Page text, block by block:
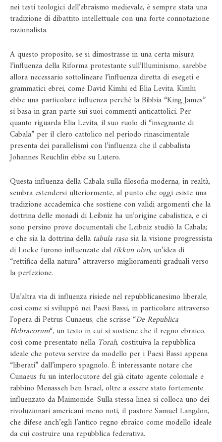
nei testi teologici dell’ebraismo medievale, è sempre stata una
tradizione di dibattito intellettuale con una forte connotazione
razionalista.
A questo proposito, se si dimostrasse in una certa misura
l’influenza della Riforma protestante sull’Illuminismo, sarebbe
allora necessario sottolineare l’influenza diretta di esegeti e
grammatici ebrei, come David Kimhi ed Elia Levita. Kimhi
ebbe una particolare influenza perché la Bibbia “King James”
si basa in gran parte sui suoi commenti anticattolici. Per
quanto riguarda Elia Levita, il suo ruolo di “insegnante di
Cabala” per il clero cattolico nel periodo rinascimentale
presenta dei parallelismi con l’influenza che il cabbalista
Johannes Reuchlin ebbe su Lutero.
Questa influenza della Cabala sulla filosofia moderna, in realtà,
sembra estendersi ulteriormente, al punto che oggi esiste una
tradizione accademica che sostiene con validi argomenti che la
dottrina delle monadi di Leibniz ha un’origine cabalistica, e ci
sono persino prove documentali che Leibniz studiò la Cabala;
e che sia la dottrina della tabula rasasia la visione progressista
di Locke furono influenzate dal tikkun olan, un’idea di
“rettifica della natura” attraverso miglioramenti graduali verso
la perfezione.
Un’altra via di influenza risiede nel repubblicanesimo liberale,
così come si sviluppò nei Paesi Bassi, in particolare attraverso
l’opera di Petrus Cunaeus, che scrisse “De Republica
Hebraeorum“, un testo in cui si sostiene che il regno ebraico,
così come presentato nella Torah, costituiva la repubblica
ideale che poteva servire da modello per i Paesi Bassi appena
“liberati” dall’impero spagnolo. È interessante notare che
Cunaeus fu un interlocutore del già citato agente coloniale e
rabbino Menasseh ben Israel, oltre a essere stato fortemente
influenzato da Maimonide. Sulla stessa linea si colloca uno dei
rivoluzionari americani meno noti, il pastore Samuel Langdon,
che difese anch’egli l’antico regno ebraico come modello ideale
da cui costruire una repubblica federativa.